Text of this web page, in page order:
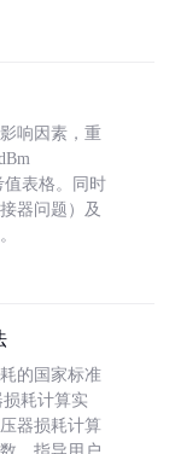
响因素，重
值表格。同时
器问题）及
的国家标准
损耗计算实
器损耗计算